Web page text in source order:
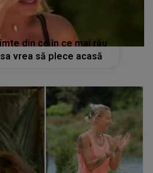
din ce în ce mai rău
vrea să plece acasă